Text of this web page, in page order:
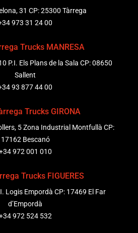
31 CP: 25300 Tàrrega
973 31 24 00
Trucks MANRESA
P.I. Els Plans de la Sala CP: 08650
Sallent
93 877 44 00
Trucks GIRONA
5 Zona Industrial Montfullà CP:
17162 Bescanó
972 001 010
Trucks FIGUERES
Logis Empordà CP: 17469 El Far
d’Empordà
972 524 532